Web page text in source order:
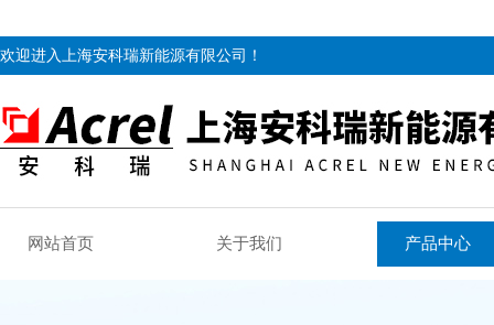
欢迎进入上海安科瑞新能源有限公司！
网站首页 关于我们 产品中心